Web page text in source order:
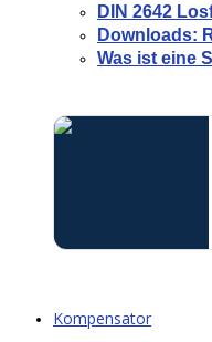
DIN 2642
Downloads:
Was ist eine
Kompensator